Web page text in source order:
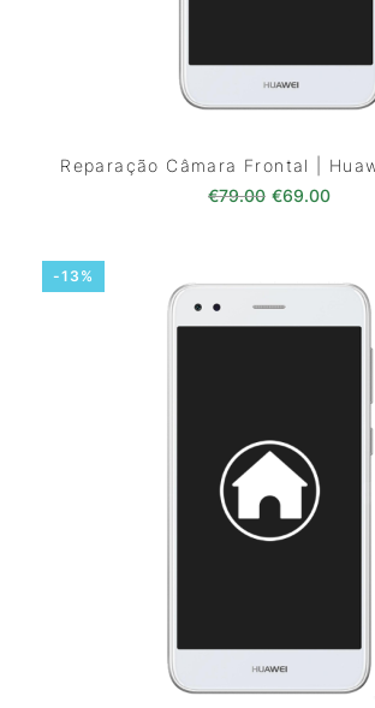
Reparação Câmara Frontal |
€79.00 O preço
€69.00O
-13%